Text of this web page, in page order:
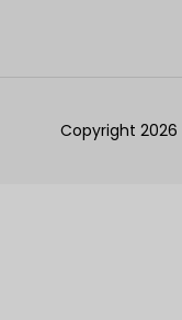
Copyright 2026